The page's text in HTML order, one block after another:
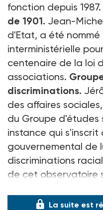
fonction depuis 1987.
de 1901. Jean-
d'Etat, a été nommé
interministérielle
centenaire de la loi
associations.
discriminations.
des affaires
du Groupe d'études
instance qui s'inscrit
gouvernemental de
discriminations
de cet observatoire
La suite est